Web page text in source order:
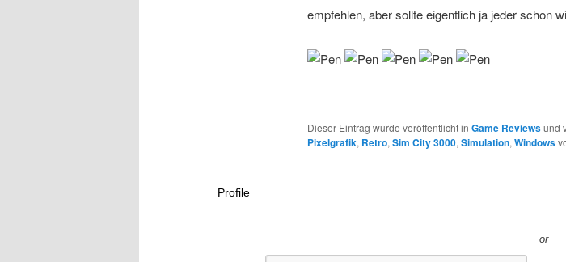
empfehlen, aber sollte eigentlich ja jeder schon
Dieser Eintrag wurde veröffentlicht in Game Reviewsund
Pixelgrafik, Retro, Sim City 3000, Simulation, Windows
Profile
or